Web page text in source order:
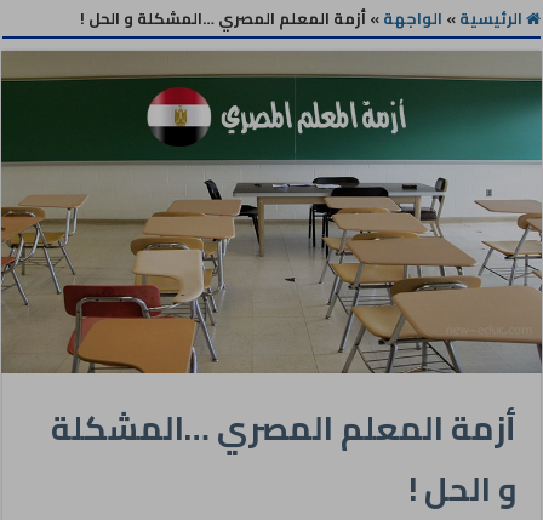
الرئيسية» الواجهة»أزمة المعلم المصري …المشكلة و الحل !
أزمة المعلم المصري …المشكلة
و الحل !